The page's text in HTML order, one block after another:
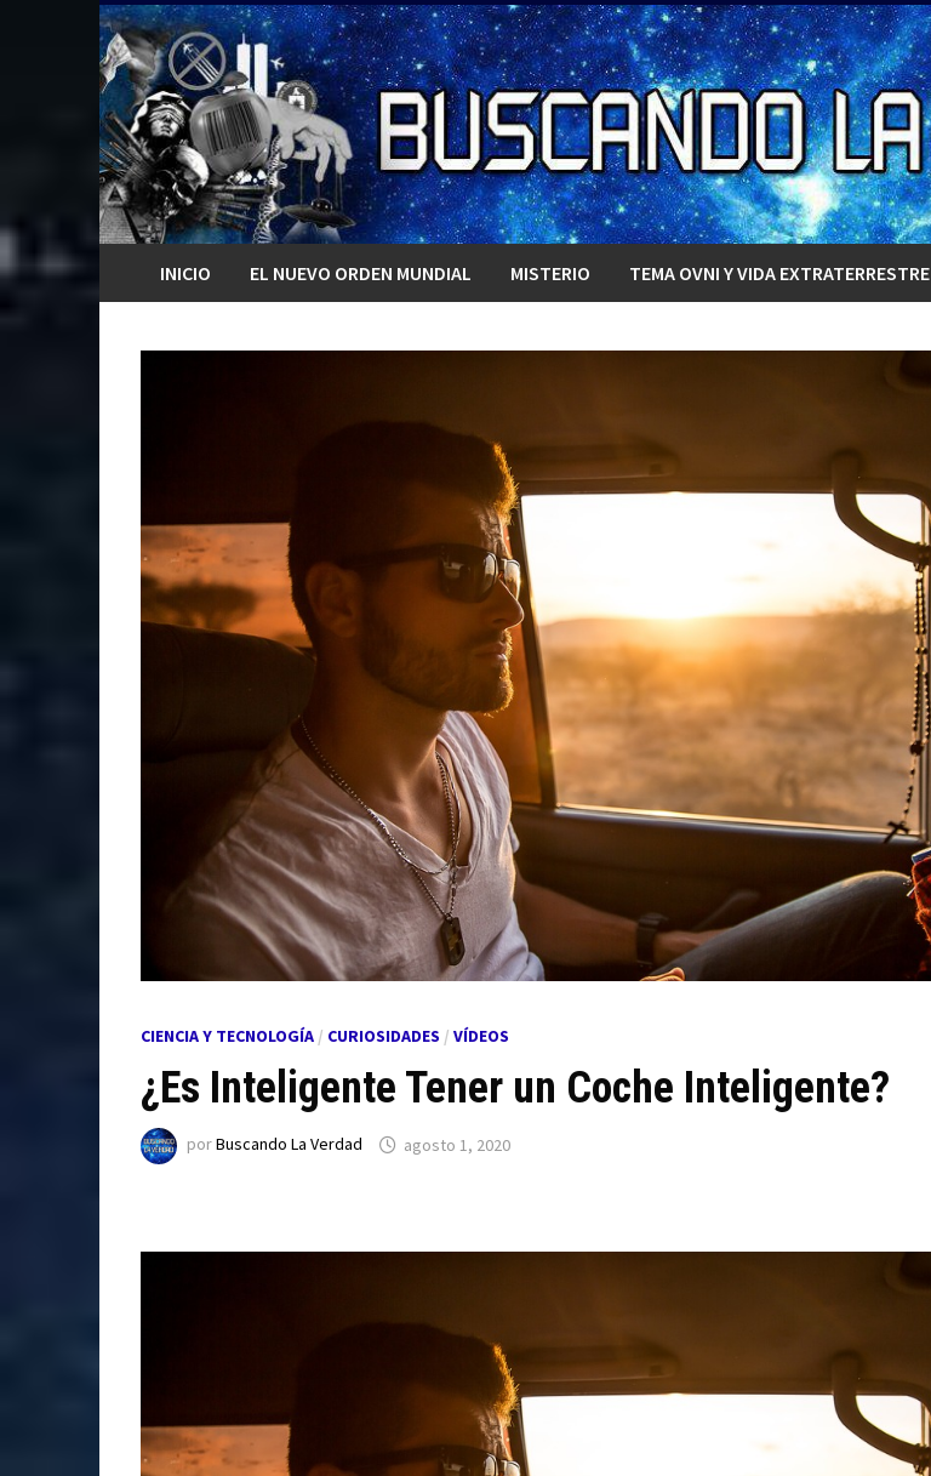
Saltar
al
contenido
INICIO EL NUEVO ORDEN MUNDIAL MISTERIO TEMA OVNI Y VIDA EXTRATERRESTRE
CIENCIA Y TECNOLOGÍA/ CURIOSIDADES / VÍDEOS
¿Es Inteligente Tener un Coche Inteligente?
porBuscando La Verdad agosto 1, 2020